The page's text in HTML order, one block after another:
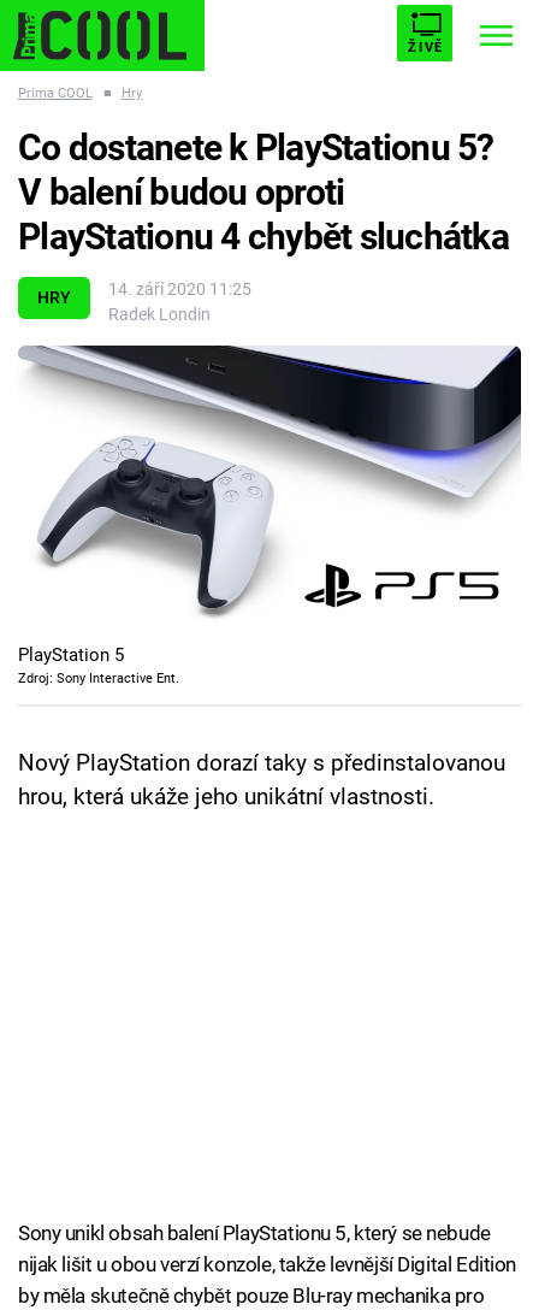
ŽIVĚ
ESCAPE PLNEJ KOTEL AVENGERS 5
Témata
Filmy
Seriály
Hry
Cool Esport
TV Program
Přihlášení
Prima COOL ■ Hry
HRY
14. září 2020 11:25
Radek Londin
Co dostanete k PlayStationu 5?
V balení budou oproti
PlayStationu 4 chybět sluchátka
PlayStation 5
Zdroj: Sony Interactive Ent.
Nový PlayStation dorazí taky s předinstalovanou
hrou, která ukáže jeho unikátní vlastnosti.
Sony unikl obsah balení PlayStationu 5, který se nebude
nijak lišit u obou verzí konzole, takže levnější Digital Edition
by měla skutečně chybět pouze Blu-ray mechanika pro